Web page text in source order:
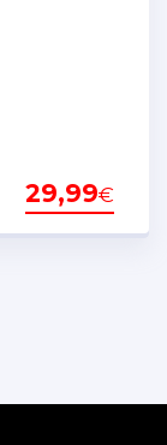
29,99€